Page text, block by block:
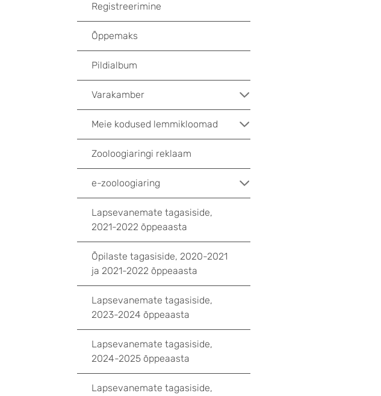
Registreerimine
Õppemaks
Pildialbum
Varakamber
Meie kodused lemmikloomad
Zooloogiaringi reklaam
e-zooloogiaring
Lapsevanemate tagasiside,
2021-2022 õppeaasta
Õpilaste tagasiside, 2020-2021
ja 2021-2022 õppeaasta
Lapsevanemate tagasiside,
2023-2024 õppeaasta
Lapsevanemate tagasiside,
2024-2025 õppeaasta
Lapsevanemate tagasiside,